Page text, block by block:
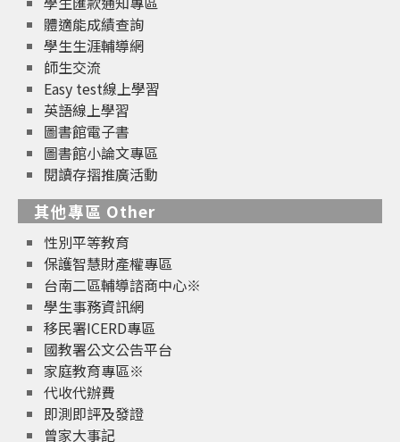
體適能成績查詢
學生生涯輔導網
師生交流
Easy test線上學習
英語線上學習
圖書館電子書
圖書館小論文專區
閱讀存摺推廣活動
其他專區 Other
性別平等教育
保護智慧財產權專區
台南二區輔導諮商中心※
學生事務資訊網
移民署ICERD專區
國教署公文公告平台
家庭教育專區※
代收代辦費
即測即評及發證
曾家大事記